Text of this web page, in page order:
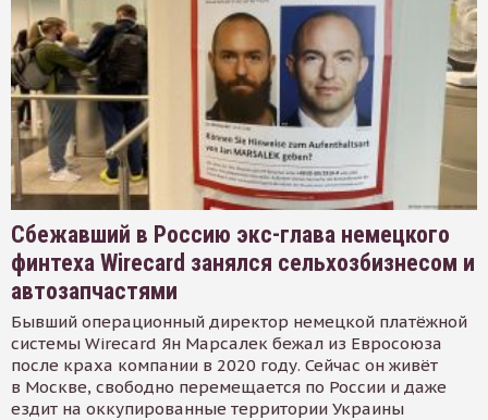
Сбежавший в Россию экс-глава немецкого
финтеха Wirecard занялся сельхозбизнесом и
автозапчастями
Бывший операционный директор немецкой платёжной
системы Wirecard Ян Марсалек бежал из Евросоюза
после краха компании в 2020 году. Сейчас он живёт
в Москве, свободно перемещается по России и даже
ездит на оккупированные территории Украины